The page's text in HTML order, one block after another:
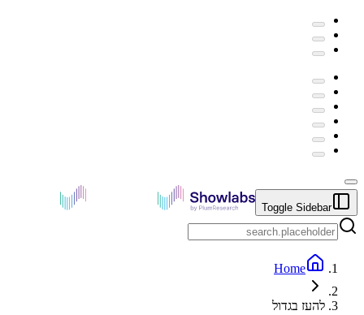
Toggle Sidebar
Home
להעז בגדול